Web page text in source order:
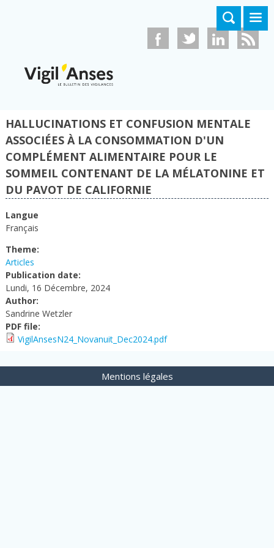
HALLUCINATIONS ET CONFUSION MENTALE
ASSOCIÉES À LA CONSOMMATION D'UN
COMPLÉMENT ALIMENTAIRE POUR LE
SOMMEIL CONTENANT DE LA MÉLATONINE ET
DU PAVOT DE CALIFORNIE
Langue
Français
Theme:
Articles
Publication date:
Lundi, 16 Décembre, 2024
Author:
Sandrine Wetzler
PDF file:
VigilAnsesN24_Novanuit_Dec2024.pdf
Mentions légales